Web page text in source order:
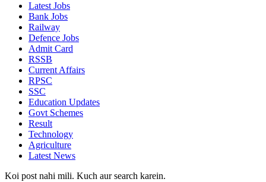
Latest Jobs
Bank Jobs
Railway
Defence Jobs
Admit Card
RSSB
Current Affairs
RPSC
SSC
Education Updates
Govt Schemes
Result
Technology
Agriculture
Latest News
Koi post nahi mili. Kuch aur search karein.